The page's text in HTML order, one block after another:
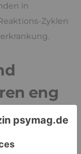
in
Zyklen
eng
Effekt auf